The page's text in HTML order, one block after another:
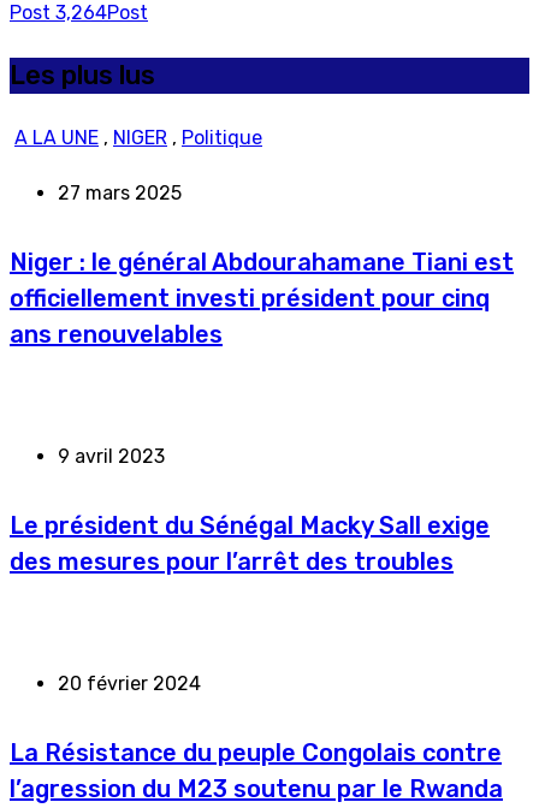
Post 3,264Post
Les plus lus
A LA UNE , NIGER , Politique
27 mars 2025
Niger : le général Abdourahamane Tiani est
officiellement investi président pour cinq
ans renouvelables
9 avril 2023
Le président du Sénégal Macky Sall exige
des mesures pour l’arrêt des troubles
20 février 2024
La Résistance du peuple Congolais contre
l’agression du M23 soutenu par le Rwanda